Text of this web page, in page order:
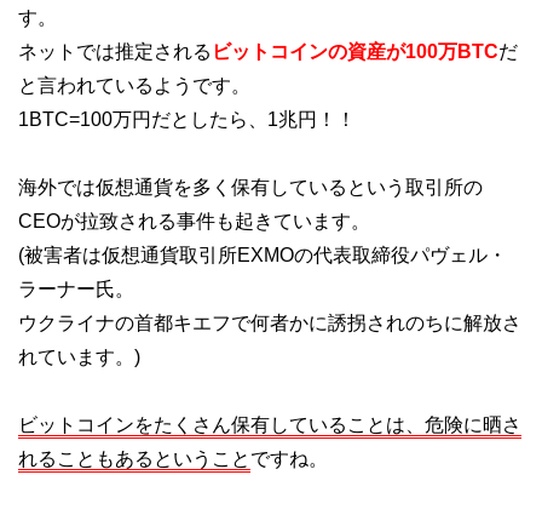
す。
ネットでは推定される ビットコインの資産が100万BTCだ
と言われているようです。
1BTC=100万円だとしたら、1兆円！！
海外では仮想通貨を多く保有しているという取引所の
CEOが拉致される事件も起きています。
(被害者は仮想通貨取引所EXMOの代表取締役パヴェル・
ラーナー氏。
ウクライナの首都キエフで何者かに誘拐されのちに解放さ
れています。)
ビットコインをたくさん保有していることは、危険に晒さ
れることもあるということ ですね。